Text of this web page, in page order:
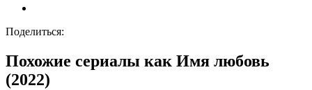
Поделиться:
Похожие сериалы как Имя любовь
(2022)